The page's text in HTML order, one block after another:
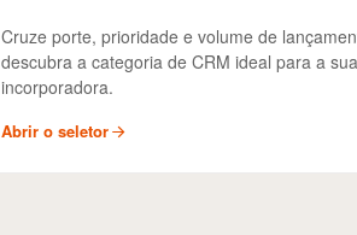
Seletor de CRM
Cruze porte, prioridade e volume de
descubra a categoria de CRM ideal para a sua
incorporadora.
Abrir o seletor